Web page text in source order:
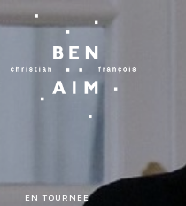
EN TOURNÉE